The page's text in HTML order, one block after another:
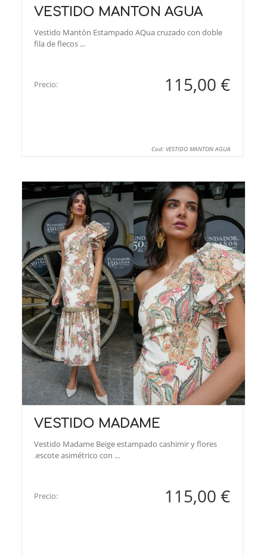
VESTIDO MANTON AGUA
Vestido Mantón Estampado AQua cruzado con doble
fila de flecos ...
Precio: 115,00 €
Cod: VESTIDO MANTON AGUA
VESTIDO MADAME
Vestido Madame Beige estampado cashimir y flores
.escote asimétrico con ...
Precio: 115,00 €